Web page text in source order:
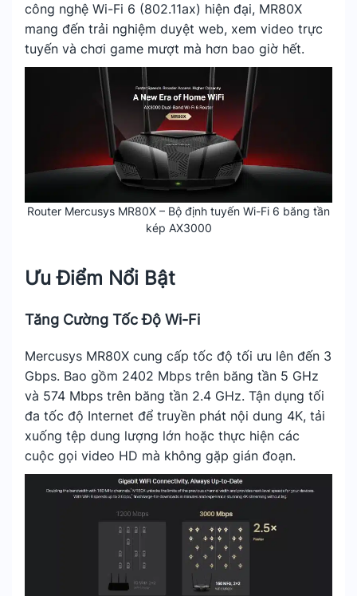
công nghệ Wi-Fi 6 (802.11ax) hiện đại, MR80X
mang đến trải nghiệm duyệt web, xem video trực
tuyến và chơi game mượt mà hơn bao giờ hết.
Router Mercusys MR80X – Bộ định tuyến Wi-Fi 6 băng tần
kép AX3000
Ưu Điểm Nổi Bật
Tăng Cường Tốc Độ Wi-Fi
Mercusys MR80X cung cấp tốc độ tối ưu lên đến 3
Gbps. Bao gồm 2402 Mbps trên băng tần 5 GHz
và 574 Mbps trên băng tần 2.4 GHz. Tận dụng tối
đa tốc độ Internet để truyền phát nội dung 4K, tải
xuống tệp dung lượng lớn hoặc thực hiện các
cuộc gọi video HD mà không gặp gián đoạn.